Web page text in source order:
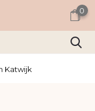
0
Katwijk